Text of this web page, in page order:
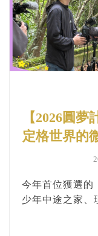
【2026圓
定格世界的
今年首位獲選的
少年中途之家